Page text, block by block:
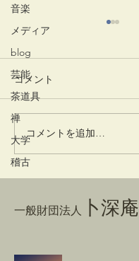
音楽
メディア
blog
芸能
茶道具
禅
大学
稽古
竹蒔絵溜棗
コメント
コメントを追加…
一般財団法人 卜深庵